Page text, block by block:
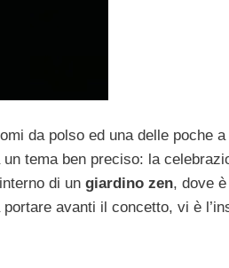
da polso ed una delle poche
un tema ben preciso: la
di un giardino zen, dove
avanti il concetto, vi è